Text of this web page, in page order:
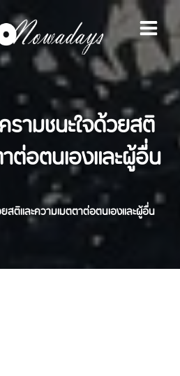
to
content
ามชนะใจด้วยสติ
ต่อตนเองและผู้อื่น
สติและความเมตตาต่อตนเองและผู้อื่น